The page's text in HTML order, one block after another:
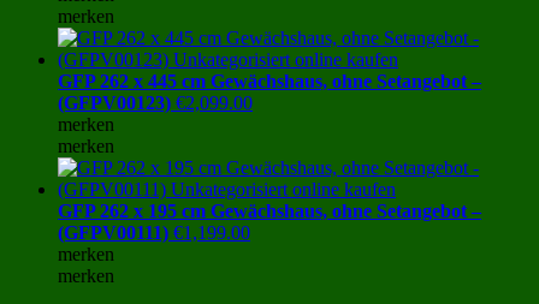
merken
GFP 262 x 445 cm Gewächshaus, ohne Setangebot –
(GFPV00123) €2,099.00
merken
merken
GFP 262 x 195 cm Gewächshaus, ohne Setangebot –
(GFPV00111) €1,199.00
merken
merken